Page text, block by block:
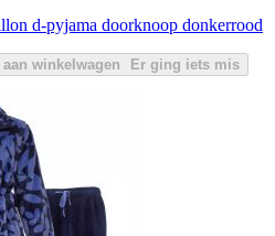
d-pyjama doorknoop donkerrood
winkelwagen Er ging iets mis